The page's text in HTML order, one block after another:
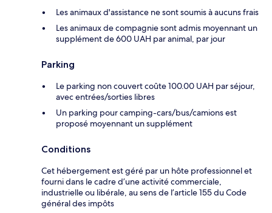
Les animaux d'assistance ne sont soumis à aucuns frais
Les animaux de compagnie sont admis moyennant un
supplément de 600 UAH par animal, par jour
Parking
Le parking non couvert coûte 100.00 UAH par séjour,
avec entrées/sorties libres
Un parking pour camping-cars/bus/camions est
proposé moyennant un supplément
Conditions
Cet hébergement est géré par un hôte professionnel et
fourni dans le cadre d’une activité commerciale,
industrielle ou libérale, au sens de l’article 155 du Code
général des impôts